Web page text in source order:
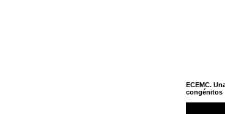
ECEMC.
congénitos